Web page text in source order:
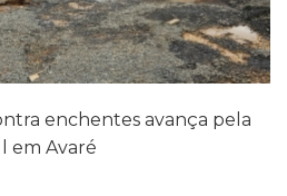
enchentes avança pela
em Avaré